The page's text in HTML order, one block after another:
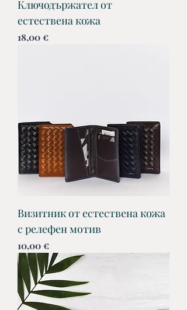
Ключодържател от
естествена кожа
Цена
18,00 €
Визитник от естествена кожа
с релефен мотив
Цена
10,00 €